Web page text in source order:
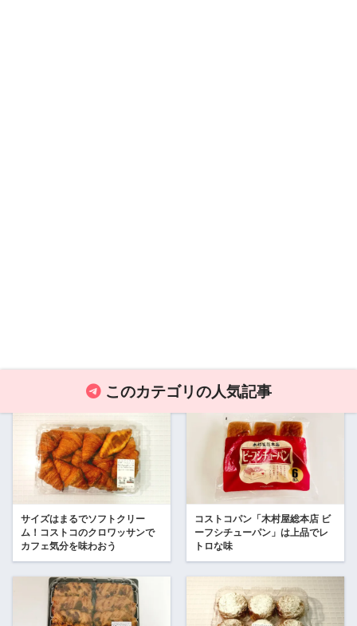
このカテゴリの人気記事
サイズはまるでソフトクリー
ム！コストコのクロワッサンで
カフェ気分を味わおう
コストコパン「木村屋総本店 ビ
ーフシチューパン」は上品でレ
トロな味